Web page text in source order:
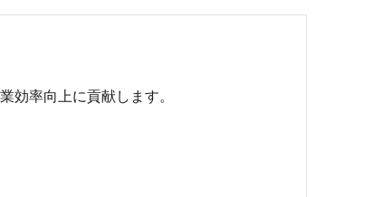
率向上に貢献します。